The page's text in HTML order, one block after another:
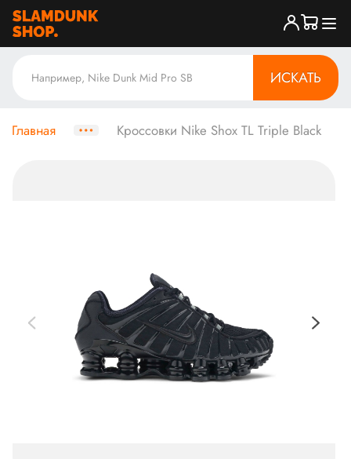
ИСКАТЬ
Главная Кроссовки Nike Shox TL Triple Black